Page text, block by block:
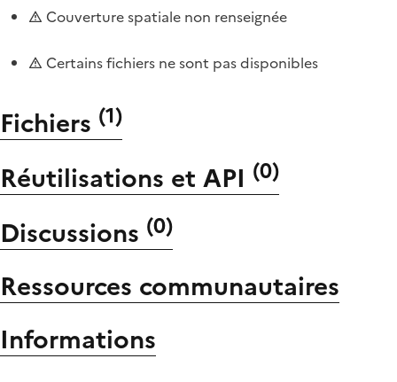
Couverture spatiale non renseignée
Certains fichiers ne sont pas disponibles
Fichiers (1)
Réutilisations et API (0)
Discussions (0)
Ressources communautaires
Informations